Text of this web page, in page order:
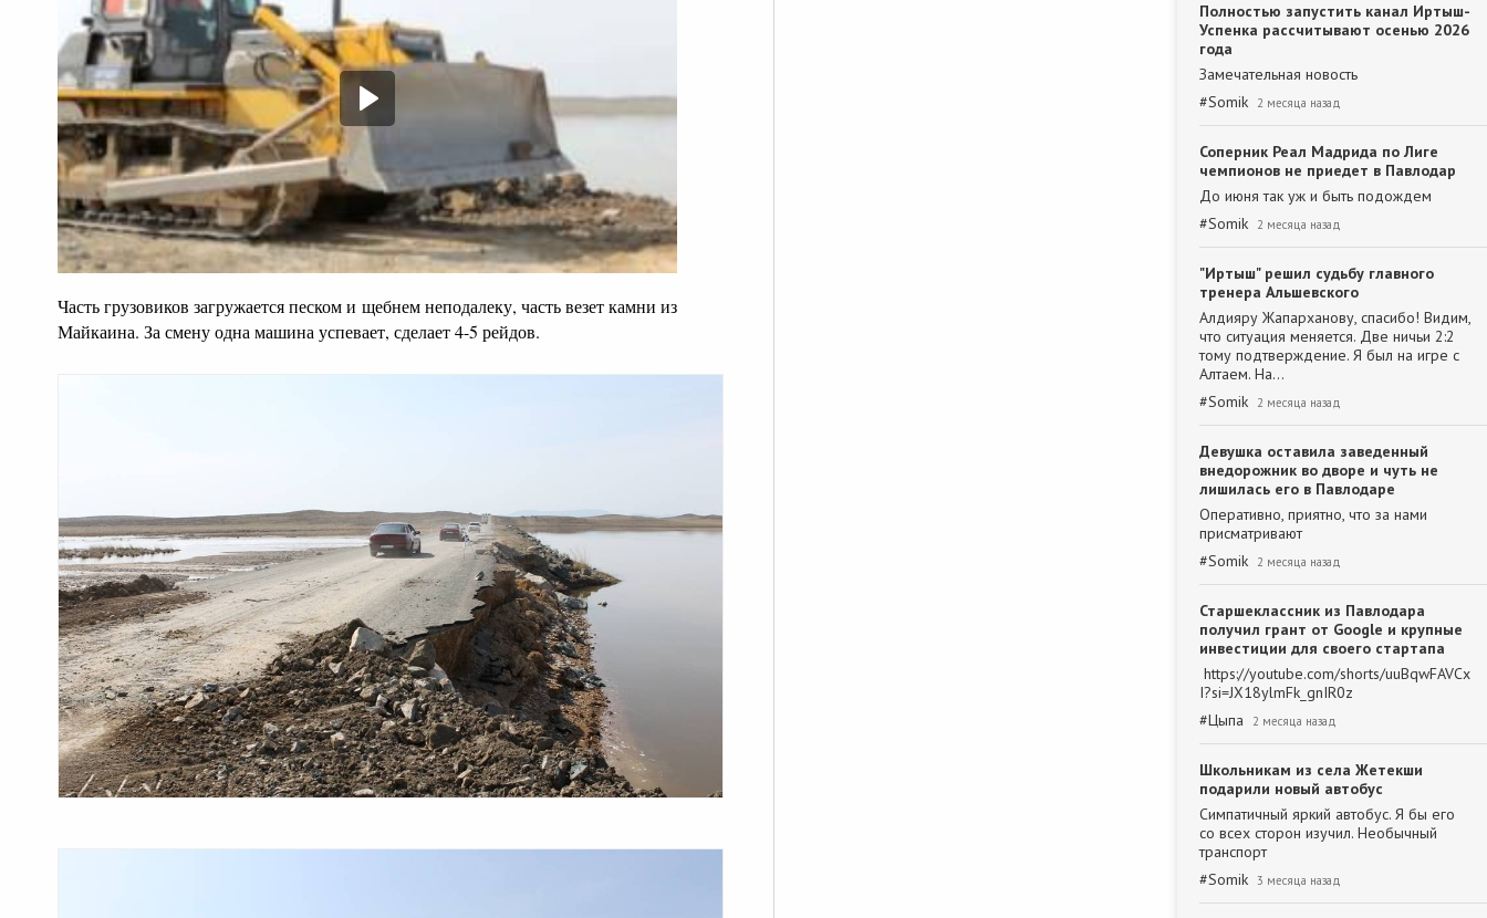
Часть грузовиков загружается песком и щебнем неподалеку, часть везет камни из
Майкаина. За смену одна машина успевает, сделает 4-5 рейдов.
Полностью запустить канал Иртыш-
Успенка рассчитывают осенью 2026
года
Замечательная новость
#Somik 2 месяца назад
Соперник Реал Мадрида по Лиге
чемпионов не приедет в Павлодар
До июня так уж и быть подождем
#Somik 2 месяца назад
"Иртыш" решил судьбу главного
тренера Альшевского
Алдияру Жапарханову, спасибо! Видим,
что ситуация меняется. Две ничьи 2:2
тому подтверждение. Я был на игре с
Алтаем. На…
#Somik 2 месяца назад
Девушка оставила заведенный
внедорожник во дворе и чуть не
лишилась его в Павлодаре
Оперативно, приятно, что за нами
присматривают
#Somik 2 месяца назад
Старшеклассник из Павлодара
получил грант от Google и крупные
инвестиции для своего стартапа
https://youtube.com/shorts/uuBqwFAVCx
I?si=JX18ylmFk_gnIR0z
#Цыпа 2 месяца назад
Школьникам из села Жетекши
подарили новый автобус
Симпатичный яркий автобус. Я бы его
со всех сторон изучил. Необычный
транспорт
#Somik 3 месяца назад